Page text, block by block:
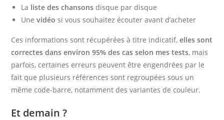
La liste des chansons disque par disque
Unevidéosi vous souhaitez écouter avant d’acheter
Ces informations sont récupérées à titre indicatif,elles sont
correctes dans environ 95% des cas selon mes tests, mais
parfois, certaines erreurs peuvent être engendrées par le
fait que plusieurs références sont regroupées sous un
même code-barre, notamment des variantes de couleur.
Et demain ?